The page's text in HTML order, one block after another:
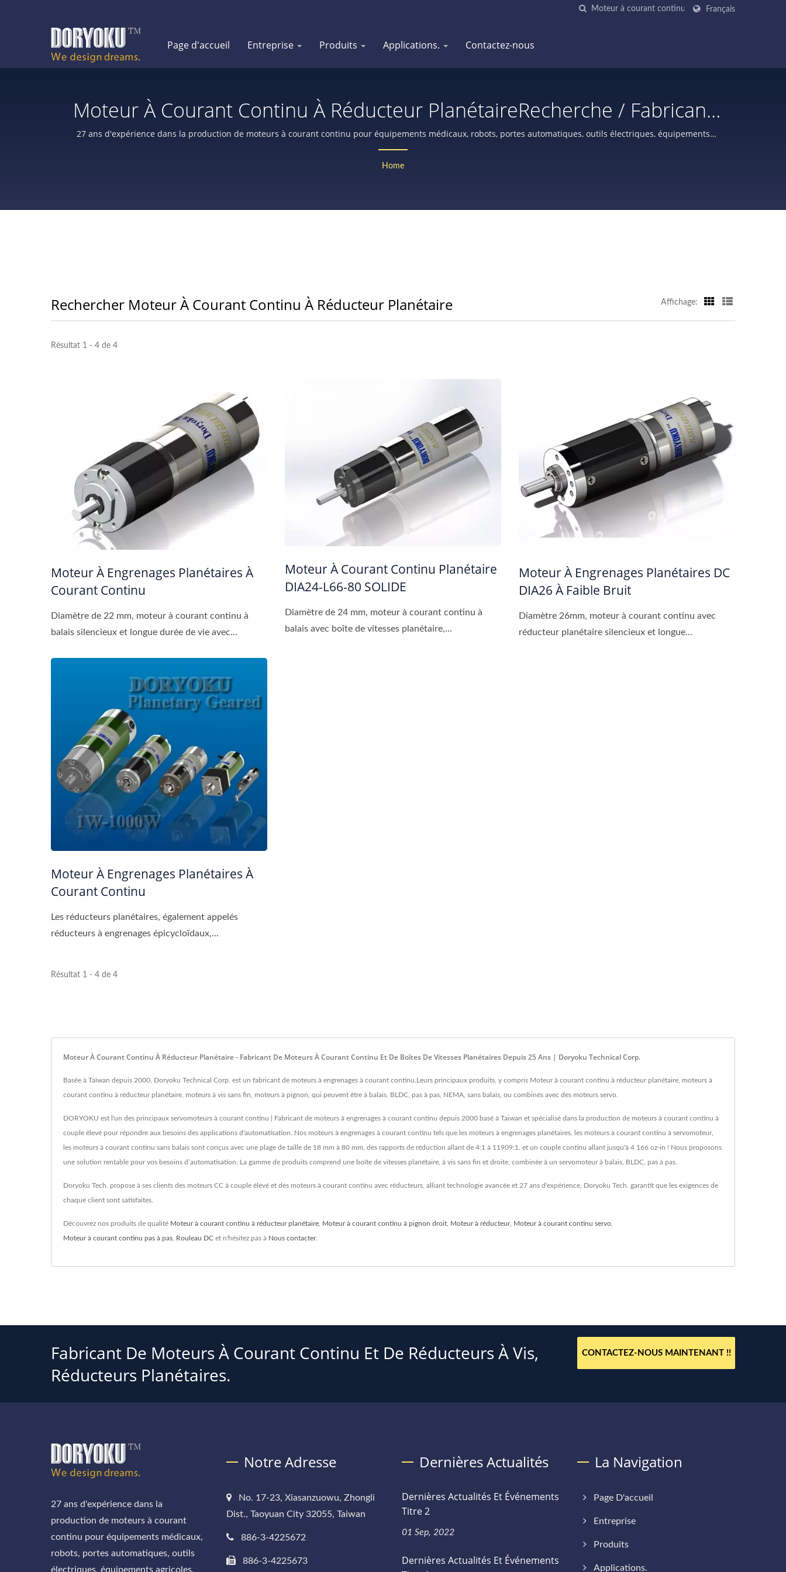
Français
Page d'accueil Entreprise Produits Applications. Contactez-nous
Moteur À Courant Continu À Réducteur PlanétaireRecherche / Fabricant
De Moteurs CC Et De Réducteurs Planétaires Depuis 25 Ans | Doryoku
Technical Corp.
27 ans d'expérience dans la production de moteurs à courant continu pour équipements médicaux, robots, portes automatiques, outils électriques, équipements
agricoles, avec encodeur ou frein, serrure de sécurité, etc.
Home
Rechercher Moteur À Courant Continu À Réducteur Planétaire Affichage:
Résultat 1 - 4 de 4
Moteur À Engrenages Planétaires À
Courant Continu
Diamètre de 22 mm, moteur à courant continu à
balais silencieux et longue durée de vie avec...
Moteur À Courant Continu Planétaire
DIA24-L66-80 SOLIDE
Diamètre de 24 mm, moteur à courant continu à
balais avec boîte de vitesses planétaire,...
Moteur À Engrenages Planétaires DC
DIA26 À Faible Bruit
Diamètre 26mm, moteur à courant continu avec
réducteur planétaire silencieux et longue...
Moteur À Engrenages Planétaires À
Courant Continu
Les réducteurs planétaires, également appelés
réducteurs à engrenages épicycloïdaux,...
Résultat 1 - 4 de 4
Moteur À Courant Continu À Réducteur Planétaire - Fabricant De Moteurs À Courant Continu Et De Boîtes De Vitesses Planétaires Depuis 25 Ans | Doryoku Technical Corp.
Basée à Taïwan depuis 2000, Doryoku Technical Corp. est un fabricant de moteurs à engrenages à courant continu.Leurs principaux produits, y compris Moteur à courant continu à réducteur planétaire, moteurs à
courant continu à réducteur planétaire, moteurs à vis sans fin, moteurs à pignon, qui peuvent être à balais, BLDC, pas à pas, NEMA, sans balais, ou combinés avec des moteurs servo.
DORYOKU est l'un des principaux servomoteurs à courant continu | Fabricant de moteurs à engrenages à courant continu depuis 2000 basé à Taiwan et spécialisé dans la production de moteurs à courant continu à
couple élevé pour répondre aux besoins des applications d'automatisation. Nos moteurs à engrenages à courant continu tels que les moteurs à engrenages planétaires, les moteurs à courant continu à servomoteur,
les moteurs à courant continu sans balais sont conçus avec une plage de taille de 18 mm à 80 mm, des rapports de réduction allant de 4:1 à 11909:1. et un couple continu allant jusqu'à 4 166 oz-in ! Nous proposons
une solution rentable pour vos besoins d’automatisation. La gamme de produits comprend une boîte de vitesses planétaire, à vis sans fin et droite, combinée à un servomoteur à balais, BLDC, pas à pas.
Doryoku Tech. propose à ses clients des moteurs CC à couple élevé et des moteurs à courant continu avec réducteurs, alliant technologie avancée et 27 ans d'expérience, Doryoku Tech. garantit que les exigences de
chaque client sont satisfaites.
Découvrez nos produits de qualité Moteur à courant continu à réducteur planétaire Moteur à courant continu à pignon droit Moteur à réducteur, Moteur à courant continu servo
Moteur à courant continu pas à pas Rouleau DC et n'hésitez pas à Nous contacter.
Fabricant De Moteurs À Courant Continu Et De Réducteurs À Vis,
Réducteurs Planétaires.
CONTACTEZ-NOUS MAINTENANT !!
27 ans d'expérience dans la
production de moteurs à courant
continu pour équipements médicaux,
robots, portes automatiques, outils
électriques, équipements agricoles,
Notre Adresse
No. 17-23, Xiasanzuowu, Zhongli
Dist., Taoyuan City 32055, Taiwan
886-3-4225672
886-3-4225673
Dernières Actualités
Dernières Actualités Et Événements
Titre 2
01 Sep, 2022
Dernières Actualités Et Événements
La Navigation
Page D'accueil
Entreprise
Produits
Applications.